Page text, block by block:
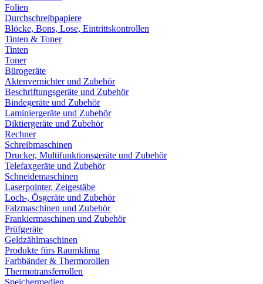
Folien
Durchschreibpapiere
Blöcke, Bons, Lose, Eintrittskontrollen
Tinten & Toner
Tinten
Toner
Bürogeräte
Aktenvernichter und Zubehör
Beschriftungsgeräte und Zubehör
Bindegeräte und Zubehör
Laminiergeräte und Zubehör
Diktiergeräte und Zubehör
Rechner
Schreibmaschinen
Drucker, Multifunktionsgeräte und Zubehör
Telefaxgeräte und Zubehör
Schneidemaschinen
Laserpointer, Zeigestäbe
Loch-, Ösgeräte und Zubehör
Falzmaschinen und Zubehör
Frankiermaschinen und Zubehör
Prüfgeräte
Geldzählmaschinen
Produkte fürs Raumklima
Farbbänder & Thermorollen
Thermotransferrollen